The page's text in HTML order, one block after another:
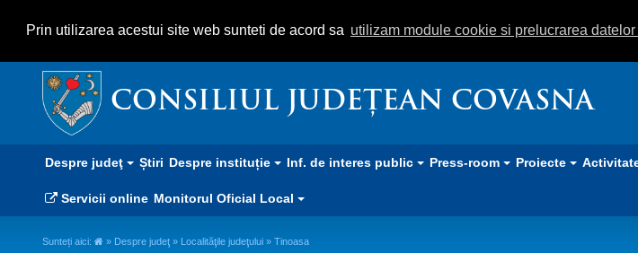
Prin utilizarea acestui site web sunteti de acord sa utilizam module cookie si prelucrarea
CONSILIUL JUDEȚEAN COVASNA
Despre judeţ Știri Despre instituție Inf. de interes public Press-room Proiecte
Servicii online Monitorul Oficial Local
Sunteți aici: » Despre judeţ » Localităţile judeţului » Tinoasa